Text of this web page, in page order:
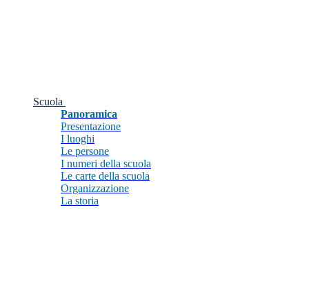
Scuola
Panoramica
Presentazione
I luoghi
Le persone
I numeri della scuola
Le carte della scuola
Organizzazione
La storia